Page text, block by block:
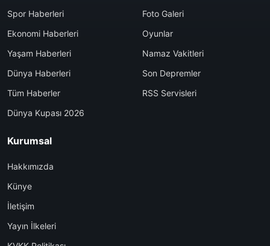
Spor Haberleri
Ekonomi Haberleri
Yaşam Haberleri
Dünya Haberleri
Tüm Haberler
Dünya Kupası 2026
Foto Galeri
Oyunlar
Namaz Vakitleri
Son Depremler
RSS Servisleri
Kurumsal
Hakkımızda
Künye
İletişim
Yayın İlkeleri